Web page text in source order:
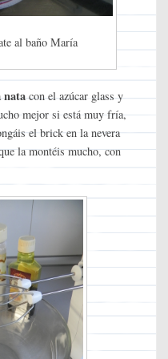
al baño María
natacon el azúcar glass y
mejor si está muy fría,
el brick en la nevera
la montéis mucho, con